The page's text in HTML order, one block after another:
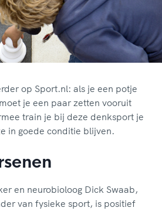
op Sport.nl: als je een potje
je een paar zetten vooruit
train je bij deze denksport je
in goede conditie blijven.
en neurobioloog Dick Swaab,
van fysieke sport, is positief